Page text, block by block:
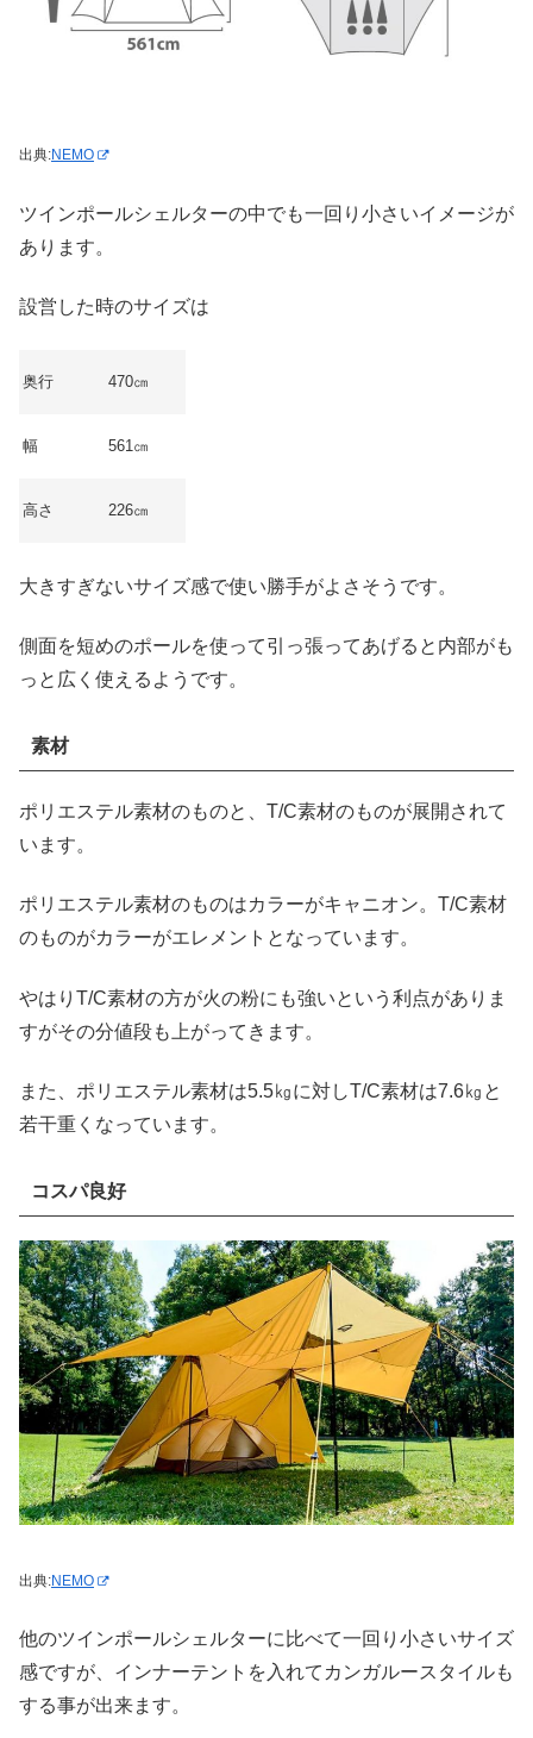
出典:NEMO
ツインポールシェルターの中でも一回り小さいイメージが
あります。
設営した時のサイズは
奥行 470㎝
幅 561㎝
高さ 226㎝
大きすぎないサイズ感で使い勝手がよさそうです。
側面を短めのポールを使って引っ張ってあげると内部がも
っと広く使えるようです。
素材
ポリエステル素材のものと、T/C素材のものが展開されて
います。
ポリエステル素材のものはカラーがキャニオン。T/C素材
のものがカラーがエレメントとなっています。
やはりT/C素材の方が火の粉にも強いという利点がありま
すがその分値段も上がってきます。
また、ポリエステル素材は5.5㎏に対しT/C素材は7.6㎏と
若干重くなっています。
コスパ良好
出典:NEMO
他のツインポールシェルターに比べて一回り小さいサイズ
感ですが、インナーテントを入れてカンガルースタイルも
する事が出来ます。